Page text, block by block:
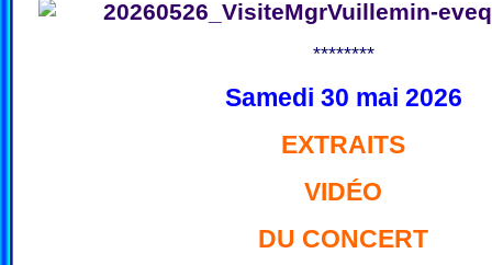
********
Samedi 30 mai 2026
EXTRAITS
VIDÉO
DU CONCERT